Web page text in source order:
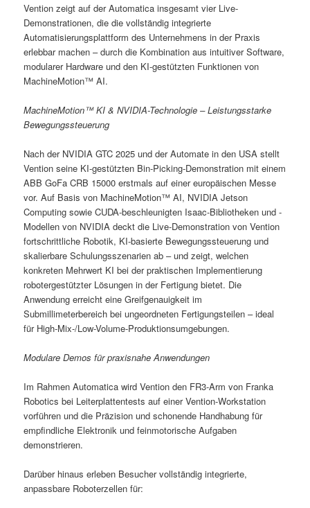
Vention zeigt auf der Automatica insgesamt vier Live-
Demonstrationen, die die vollständig integrierte
Automatisierungsplattform des Unternehmens in der Praxis
erlebbar machen – durch die Kombination aus intuitiver Software,
modularer Hardware und den KI-gestützten Funktionen von
MachineMotion™ AI.
MachineMotion™ KI & NVIDIA-Technologie – Leistungsstarke
Bewegungssteuerung
Nach der NVIDIA GTC 2025 und der Automate in den USA stellt
Vention seine KI-gestützten Bin-Picking-Demonstration mit einem
ABB GoFa CRB 15000 erstmals auf einer europäischen Messe
vor. Auf Basis von MachineMotion™ AI, NVIDIA Jetson
Computing sowie CUDA-beschleunigten Isaac-Bibliotheken und -
Modellen von NVIDIA deckt die Live-Demonstration von Vention
fortschrittliche Robotik, KI-basierte Bewegungssteuerung und
skalierbare Schulungsszenarien ab – und zeigt, welchen
konkreten Mehrwert KI bei der praktischen Implementierung
robotergestützter Lösungen in der Fertigung bietet. Die
Anwendung erreicht eine Greifgenauigkeit im
Submillimeterbereich bei ungeordneten Fertigungsteilen – ideal
für High-Mix-/Low-Volume-Produktionsumgebungen.
Modulare Demos für praxisnahe Anwendungen
Im Rahmen Automatica wird Vention den FR3-Arm von Franka
Robotics bei Leiterplattentests auf einer Vention-Workstation
vorführen und die Präzision und schonende Handhabung für
empfindliche Elektronik und feinmotorische Aufgaben
demonstrieren.
Darüber hinaus erleben Besucher vollständig integrierte,
anpassbare Roboterzellen für: